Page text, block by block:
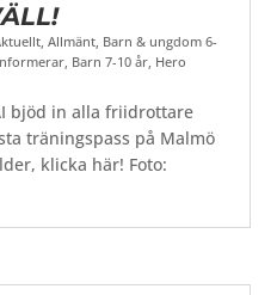
,Allmänt, Barn & ungdom 6-
, Barn 7-10 år, Hero
bjöd in alla friidrottare
träningspass på Malmö
klicka här! Foto: